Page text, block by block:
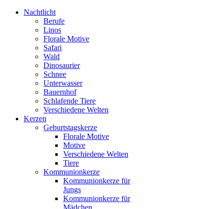
Nachtlicht
Berufe
Linos
Florale Motive
Safari
Wald
Dinosaurier
Schnee
Unterwasser
Bauernhof
Schlafende Tiere
Verschiedene Welten
Kerzen
Geburtstagskerze
Florale Motive
Motive
Verschiedene Welten
Tiere
Kommunionkerze
Kommunionkerze für
Jungs
Kommunionkerze für
Mädchen